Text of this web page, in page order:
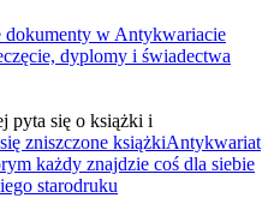
dokumenty w Antykwariacie
dyplomy i świadectwa
pyta się o książki i
Antykwariat
każdy znajdzie coś dla siebie
starodruku